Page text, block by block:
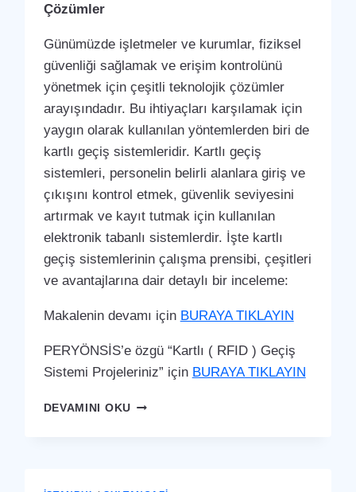
Çözümler
Günümüzde işletmeler ve kurumlar, fiziksel
güvenliği sağlamak ve erişim kontrolünü
yönetmek için çeşitli teknolojik çözümler
arayışındadır. Bu ihtiyaçları karşılamak için
yaygın olarak kullanılan yöntemlerden biri de
kartlı geçiş sistemleridir. Kartlı geçiş
sistemleri, personelin belirli alanlara giriş ve
çıkışını kontrol etmek, güvenlik seviyesini
artırmak ve kayıt tutmak için kullanılan
elektronik tabanlı sistemlerdir. İşte kartlı
geçiş sistemlerinin çalışma prensibi, çeşitleri
ve avantajlarına dair detaylı bir inceleme:
Makalenin devamı için BURAYA TIKLAYIN
PERYÖNSİS’e özgü “Kartlı ( RFID ) Geçiş
Sistemi Projeleriniz” için BURAYA TIKLAYIN
DEVAMINI OKUSULTANGAZI
GEÇIŞ